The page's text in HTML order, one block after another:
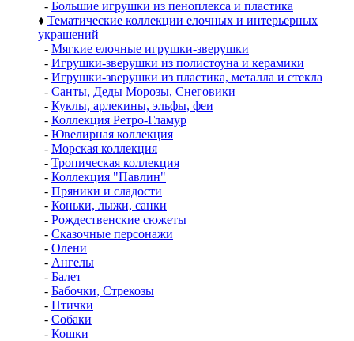
- Большие игрушки из пеноплекса и пластика
♦ Тематические коллекции елочных и интерьерных
украшений
- Мягкие елочные игрушки-зверушки
- Игрушки-зверушки из полистоуна и керамики
- Игрушки-зверушки из пластика, металла и стекла
- Санты, Деды Морозы, Снеговики
- Куклы, арлекины, эльфы, феи
- Коллекция Ретро-Гламур
- Ювелирная коллекция
- Морская коллекция
- Тропическая коллекция
- Коллекция "Павлин"
- Пряники и сладости
- Коньки, лыжи, санки
- Рождественские сюжеты
- Сказочные персонажи
- Олени
- Ангелы
- Балет
- Бабочки, Стрекозы
- Птички
- Собаки
- Кошки